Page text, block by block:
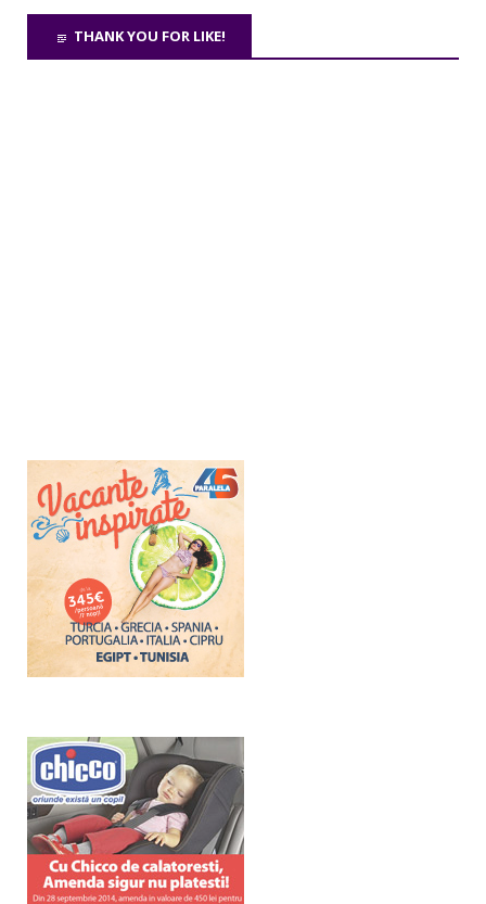
THANK YOU FOR LIKE!